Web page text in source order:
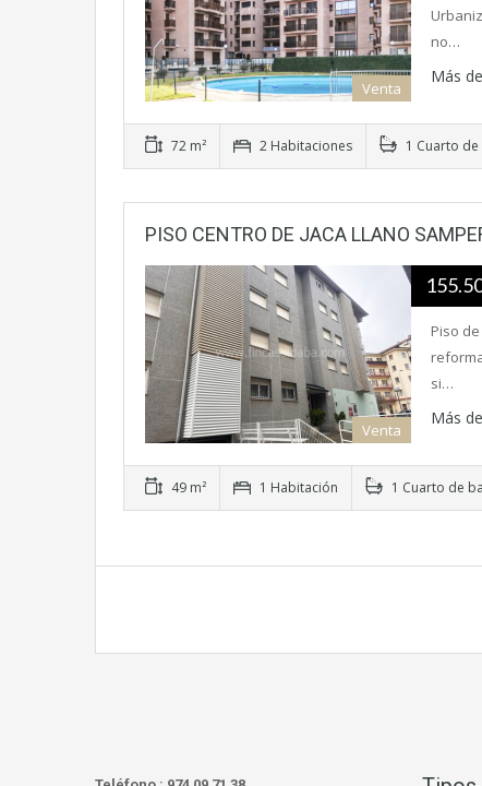
Venta
no…
Más
72 m² 2 Habitaciones 1 Cuarto
PISO CENTRO DE JACA LLANO
Venta
Piso
si…
Más
49 m² 1 Habitación 1 Cuarto de